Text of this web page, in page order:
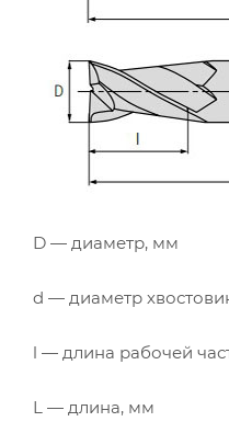
D — диаметр, мм
d — диаметр
l — длина рабочей
L — длина, мм